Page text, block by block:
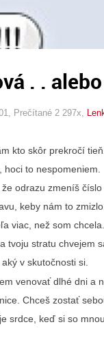
. . alebo
, Prečítané 2 297x,
kto skôr prekročí tieň.
hoci to nespomeniem.
odrazu zmeníš číslo
keby nám to zmizlo.
viac, než som chcela.
tvoju stratu chvejem
v skutočnosti si.
venovať dlhé dni a
Chceš zostať
srdce, keď si so